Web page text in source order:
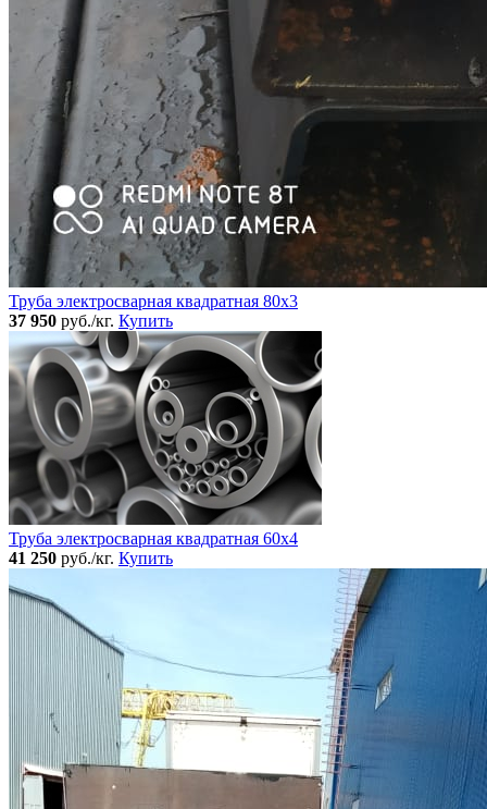
Труба электросварная квадратная 80x3
37 950 руб./кг. Купить
Труба электросварная квадратная 60x4
41 250 руб./кг. Купить